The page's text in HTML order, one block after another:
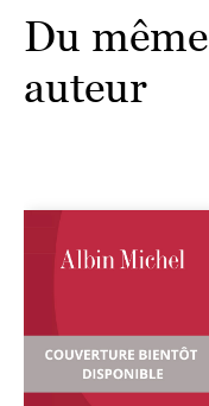
Du même
auteur